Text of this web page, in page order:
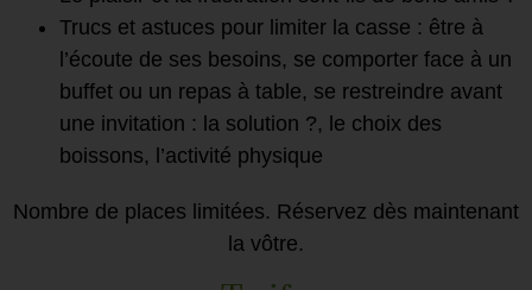
Trucs et astuces pour limiter la casse : être à
l’écoute de ses besoins, se comporter face à un
buffet ou un repas à table, se restreindre avant
une invitation : la solution ?, le choix des
boissons, l’activité physique
Nombre de places limitées. Réservez dès maintenant
la vôtre.